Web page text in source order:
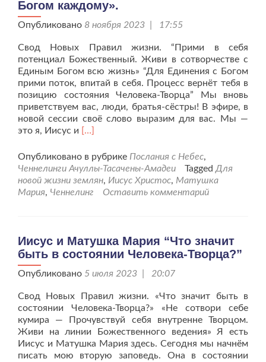
Богом каждому».
Опубликовано 8 ноября 2023 | 17:55
Свод Новых Правил жизни. “Прими в себя
потенциал Божественный. Живи в сотворчестве с
Единым Богом всю жизнь» “Для Единения с Богом
прими поток, впитай в себя. Процесс вернёт тебя в
позицию состояния Человека-Творца” Мы вновь
приветствуем вас, люди, братья-сёстры! В эфире, в
новой сессии своё слово выразим для вас. Мы —
это я, Иисус и Читать
проИисус
и
Матушка
Мария
Богом
каждому».
[…]
Опубликовано в рубрике Послания с Небес,
Ченнелинги Ачуллы-Тасачены-Амадеи
Tagged Для
новой жизни землян, Иисус Христос, Матушка
Мария, Ченнелинг Оставить комментарий
Иисус и Матушка Мария “Что значит
быть в состоянии Человека-Творца?”
Опубликовано 5 июля 2023 | 20:07
Свод Новых Правил жизни. «Что значит быть в
состоянии Человека-Творца?» «Не сотвори себе
кумира — Прочувствуй себя внутренне Творцом.
Живи на линии Божественного ведения» Я есть
Иисус и Матушка Мария здесь. Сегодня мы начнём
писать мою вторую заповедь. Она в состоянии